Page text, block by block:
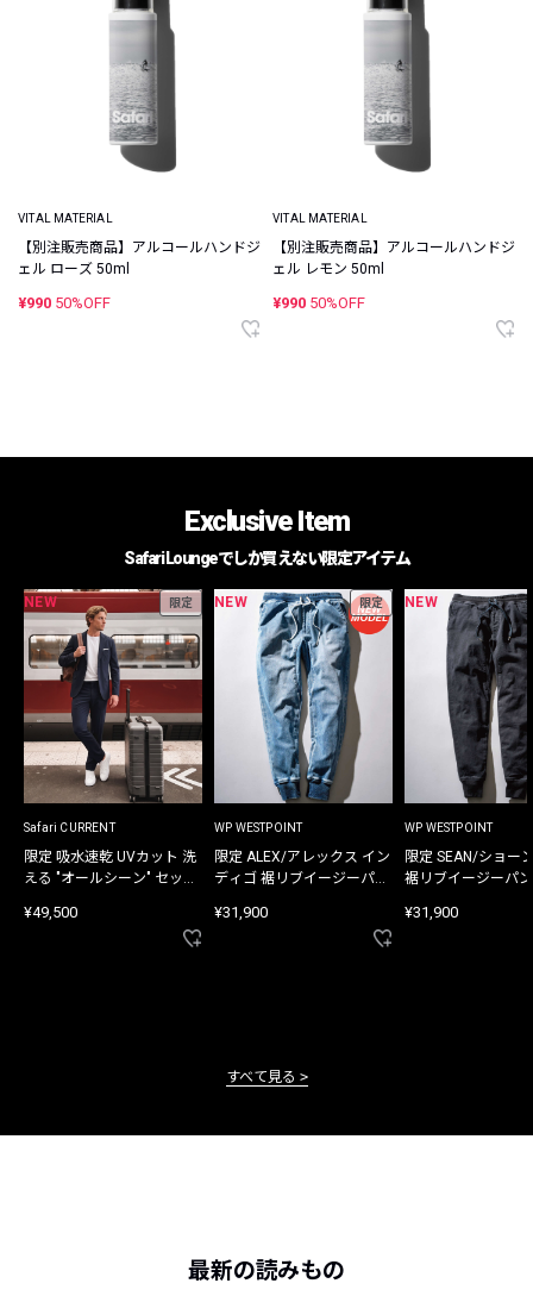
VITAL MATERIAL
【別注販売商品】アルコールハンドジ
ェル ローズ 50ml
¥990 50%OFF
VITAL MATERIAL
【別注販売商品】アルコールハンドジ
ェル レモン 50ml
¥990 50%OFF
Exclusive Item
Safari Loungeでしか買えない限定アイテム
NEW 限定
Safari CURRENT
限定 吸水速乾 UVカット 洗
える "オールシーン" セット
¥49,500
NEW 限定
WP WESTPOINT
限定 ALEX/アレックス イン
ディゴ 裾リブイージーパン
¥31,900
NEW
WP WESTPOINT
限定 SEAN/ショー
裾リブイージーパ
¥31,900
すべて見る
最新の読みもの